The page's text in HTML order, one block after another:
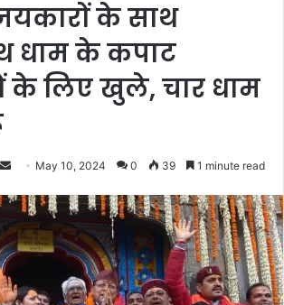
के साथ
धाम के कपाट
के लिए खुले, चार धाम
d
a
e
May 10, 2024 0 39 1 minute read